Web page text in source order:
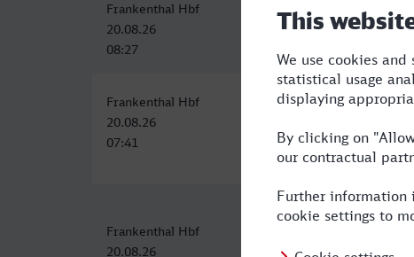
Frankenthal Hbf
20.08.26
08:27
Venezia Santa Lucia
20.08.26
Frankenthal Hbf
20.08.26
07:41
Venezia Santa Lucia
18:47
Frankenthal Hbf
20.08.26
21.08.26